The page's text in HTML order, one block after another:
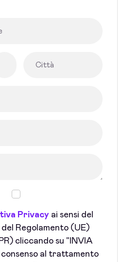
Privacyai sensi del
Regolamento (UE)
cliccando su "INVIA
consenso al trattamento